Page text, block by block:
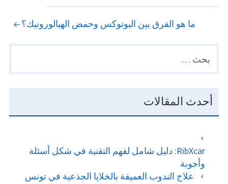
NAVIGATION
ما هو الفرق بين البوتوكس وحمض الهيالورونيك؟
SIDEBAR
البحث
عن:
أحدث المقالات
RibXcar: دليل شامل لفهم التقنية في شكل أسئلة
وأجوبة
علاج الندوب العميقة بالخلايا الجذعية في تونس